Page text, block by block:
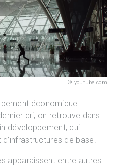
youtube.com
économique
cri, on retrouve dans
développement, qui
de base.
apparaissent entre autres